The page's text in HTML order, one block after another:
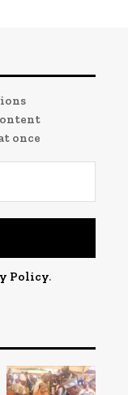
once
Policy.